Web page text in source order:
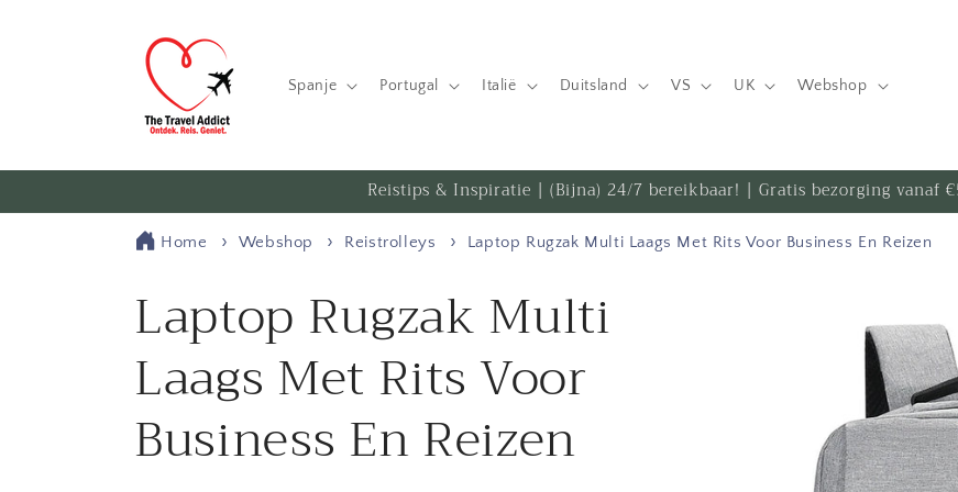
Spanje Portugal Italië Duitsland VS UK Webshop
Reistips & Inspiratie | (Bijna) 24/7 bereikbaar! | Gratis bezorging vanaf
Home Webshop Reistrolleys Laptop Rugzak Multi Laags Met Rits Voor Business En Reizen
Laptop Rugzak Multi
Laags Met Rits Voor
Business En Reizen